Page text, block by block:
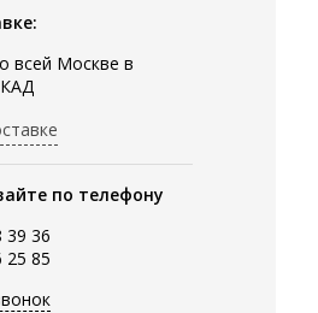
всей Москве в
по телефону
39 36
25 85